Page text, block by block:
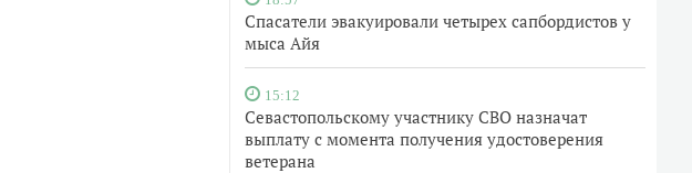
Спасатели эвакуировали четырех сапбордистов у
мыса Айя
15:12
Севастопольскому участнику СВО назначат
выплату с момента получения удостоверения
ветерана